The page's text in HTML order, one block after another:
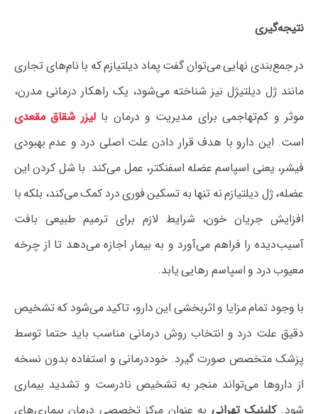
نتیجه‌گیری
در جمع‌بندی نهایی می‌توان گفت پماد دیلتیازم که با نام‌های تجاری
مانند ژل دیلتیژل نیز شناخته می‌شود، یک راهکار درمانی مدرن،
موثر و کم‌تهاجمی برای مدیریت و درمان بالیزر شقاق مقعدی
است. این دارو با هدف قرار دادن علت اصلی درد و عدم بهبودی
فیشر، یعنی اسپاسم عضله اسفنکتر، عمل می‌کند. با شل کردن این
عضله، ژل دیلتیازم نه تنها به تسکین فوری درد کمک می‌کند، بلکه با
افزایش جریان خون، شرایط لازم برای ترمیم طبیعی بافت
آسیب‌دیده را فراهم می‌آورد و به بیمار اجازه می‌دهد تا از چرخه
معیوب درد و اسپاسم رهایی یابد.
با وجود تمام مزایا و اثربخشی این دارو، تاکید می‌شود که تشخیص
دقیق علت درد و انتخاب روش درمانی مناسب باید حتما توسط
پزشک متخصص صورت گیرد. خوددرمانی و استفاده بدون نسخه
از داروها می‌تواند منجر به تشخیص نادرست و تشدید بیماری
شود.کلینیک تهرانی به عنوان مرکز تخصصی درمان بیماری‌های